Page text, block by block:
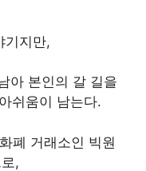
기지만,
아 본인의 갈 길을
쉬움이 남는다.
폐 거래소인 빅원
,